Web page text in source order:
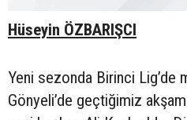
Hüseyin ÖZBARIŞCI
Yeni sezonda Birinci Lig’de
Gönyeli’de geçtiğimiz